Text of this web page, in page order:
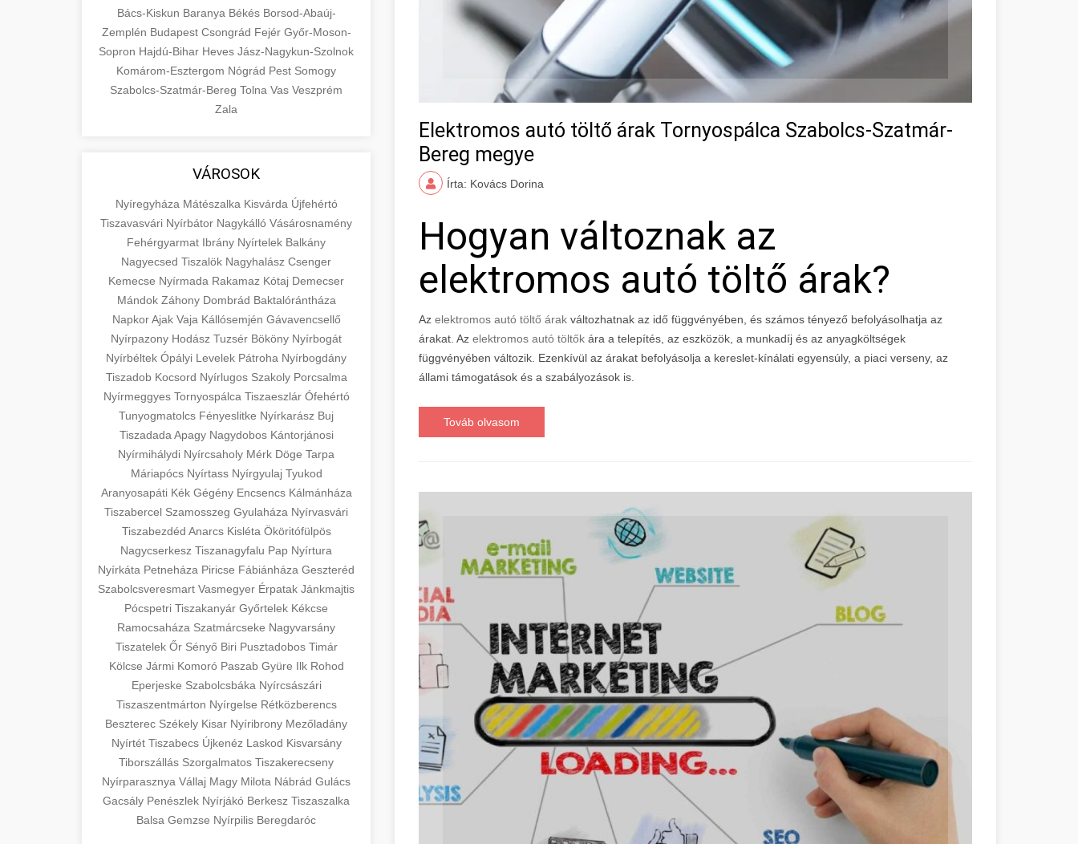
aimarketingugynokseg.hu
digital agency services
and prices to make an informed
purchase decision.
View Top Models
e-scooter reviews
High-quality backlink acquisition
services to boost your website's
authority and search engine rankings.
White-hat techniques only.
quality backlink service
📦 5. termékek és
szolgáltatások
+
services in economics and business.
Learn about product types and service
categories.
en.wikipedia.org
economic concepts
🚀 8. seo ügynökség +
Expert search engine optimization
services to improve your website's
visibility and organic traffic. Technical
SEO, content optimization, and more.
onlinemarketing101.biz
search optimization experts
💎 9. mellplasztika +
Professional breast augmentation
services with experienced surgeons.
Learn about procedures, recovery, and
consultation options for cosmetic
enhancement.
szeptest.com
cosmetic breast surgery
✨ 10. hasplasztika +
Expert tummy tuck procedures to
achieve a flatter, more toned
abdomen. Consultation with certified
plastic surgeons and comprehensive
aftercare.
szeptest.com
abdomen contouring surgery
👁️ szemhejplasztika +
Professional blepharoplasty
procedures to refresh your
appearance. Upper and lower eyelid
surgery with experienced cosmetic
surgeons.
szeptest.com
eyelid cosmetic procedure
📈 Paciensek Számának
Növelése
+
Case study showcasing 150% increase
in patient consultations through
strategic marketing. Learn proven
methods for clinic growth.
gildedeu.org
clinic patient growth
🏥 Klinika Sikere
Esettanulmány
+
Detailed analysis of successful clinic
strategies resulting in significant
patient acquisition improvements and
practice expansion.
checkmydentist.com
medical practice success
🤖 AI Marketing
Bejelentkezés
+
Discover how AI-driven marketing
strategies increased patient
registrations by 150%. Modern
technology meets medical practice
growth.
🎯 Praxis Felfuttatása +
Comprehensive guide to scaling your
medical practice. Proven strategies for
patient acquisition, retention, and
practice development.
📊 150%-os Páciens
Növekedés
+
Bács-Kiskun Baranya Békés Borsod-Abaúj-
Zemplén Budapest Csongrád Fejér Győr-Moson-
Sopron Hajdú-Bihar Heves Jász-Nagykun-Szolnok
Komárom-Esztergom Nógrád Pest Somogy
Szabolcs-Szatmár-Bereg Tolna Vas Veszprém
Zala
VÁROSOK
Nyíregyháza Mátészalka Kisvárda Újfehértó
Tiszavasvári Nyírbátor Nagykálló Vásárosnamény
Fehérgyarmat Ibrány Nyírtelek Balkány
Nagyecsed Tiszalök Nagyhalász Csenger
Kemecse Nyírmada Rakamaz Kótaj Demecser
Mándok Záhony Dombrád Baktalórántháza
NapkorAjak Vaja Kállósemjén Gávavencsellő
Nyírpazony Hodász Tuzsér Bököny Nyírbogát
Nyírbéltek Ópályi Levelek Pátroha Nyírbogdány
Tiszadob Kocsord Nyírlugos Szakoly Porcsalma
Nyírmeggyes Tornyospálca Tiszaeszlár Ófehértó
Tunyogmatolcs Fényeslitke Nyírkarász Buj
Tiszadada Apagy Nagydobos Kántorjánosi
Nyírmihálydi Nyírcsaholy Mérk Döge Tarpa
Máriapócs Nyírtass Nyírgyulaj Tyukod
Aranyosapáti Kék Gégény Encsencs Kálmánháza
Tiszabercel Szamosszeg Gyulaháza Nyírvasvári
Tiszabezdéd Anarcs Kisléta Ököritófülpös
Nagycserkesz Tiszanagyfalu Pap Nyírtura
Nyírkáta Petneháza Piricse Fábiánháza Geszteréd
Szabolcsveresmart Vasmegyer Érpatak Jánkmajtis
Pócspetri Tiszakanyár Győrtelek Kékcse
Ramocsaháza Szatmárcseke Nagyvarsány
Tiszatelek Őr Sényő Biri Pusztadobos Timár
Kölcse Jármi Komoró Paszab Gyüre Ilk Rohod
Eperjeske Szabolcsbáka Nyírcsászári
Tiszaszentmárton Nyírgelse Rétközberencs
Beszterec Székely Kisar Nyíribrony Mezőladány
Nyírtét Tiszabecs Újkenéz Laskod Kisvarsány
Tiborszállás Szorgalmatos Tiszakerecseny
Nyírparasznya Vállaj Magy Milota Nábrád Gulács
Gacsály Penészlek Nyírjákó Berkesz Tiszaszalka
Balsa Gemzse Nyírpilis Beregdaróc
Elektromos autó töltő árak Tornyospálca Szabolcs-Szatmár-
Bereg megye
Írta: Kovács Dorina
Hogyan változnak az
elektromos autó töltő árak?
Az elektromos autó töltő árak változhatnak az idő függvényében, és számos tényező befolyásolhatja az
árakat. Az elektromos autó töltők ára a telepítés, az eszközök, a munkadíj és az anyagköltségek
függvényében változik. Ezenkívül az árakat befolyásolja a kereslet-kínálati egyensúly, a piaci verseny, az
állami támogatások és a szabályozások is.
Továb olvasom